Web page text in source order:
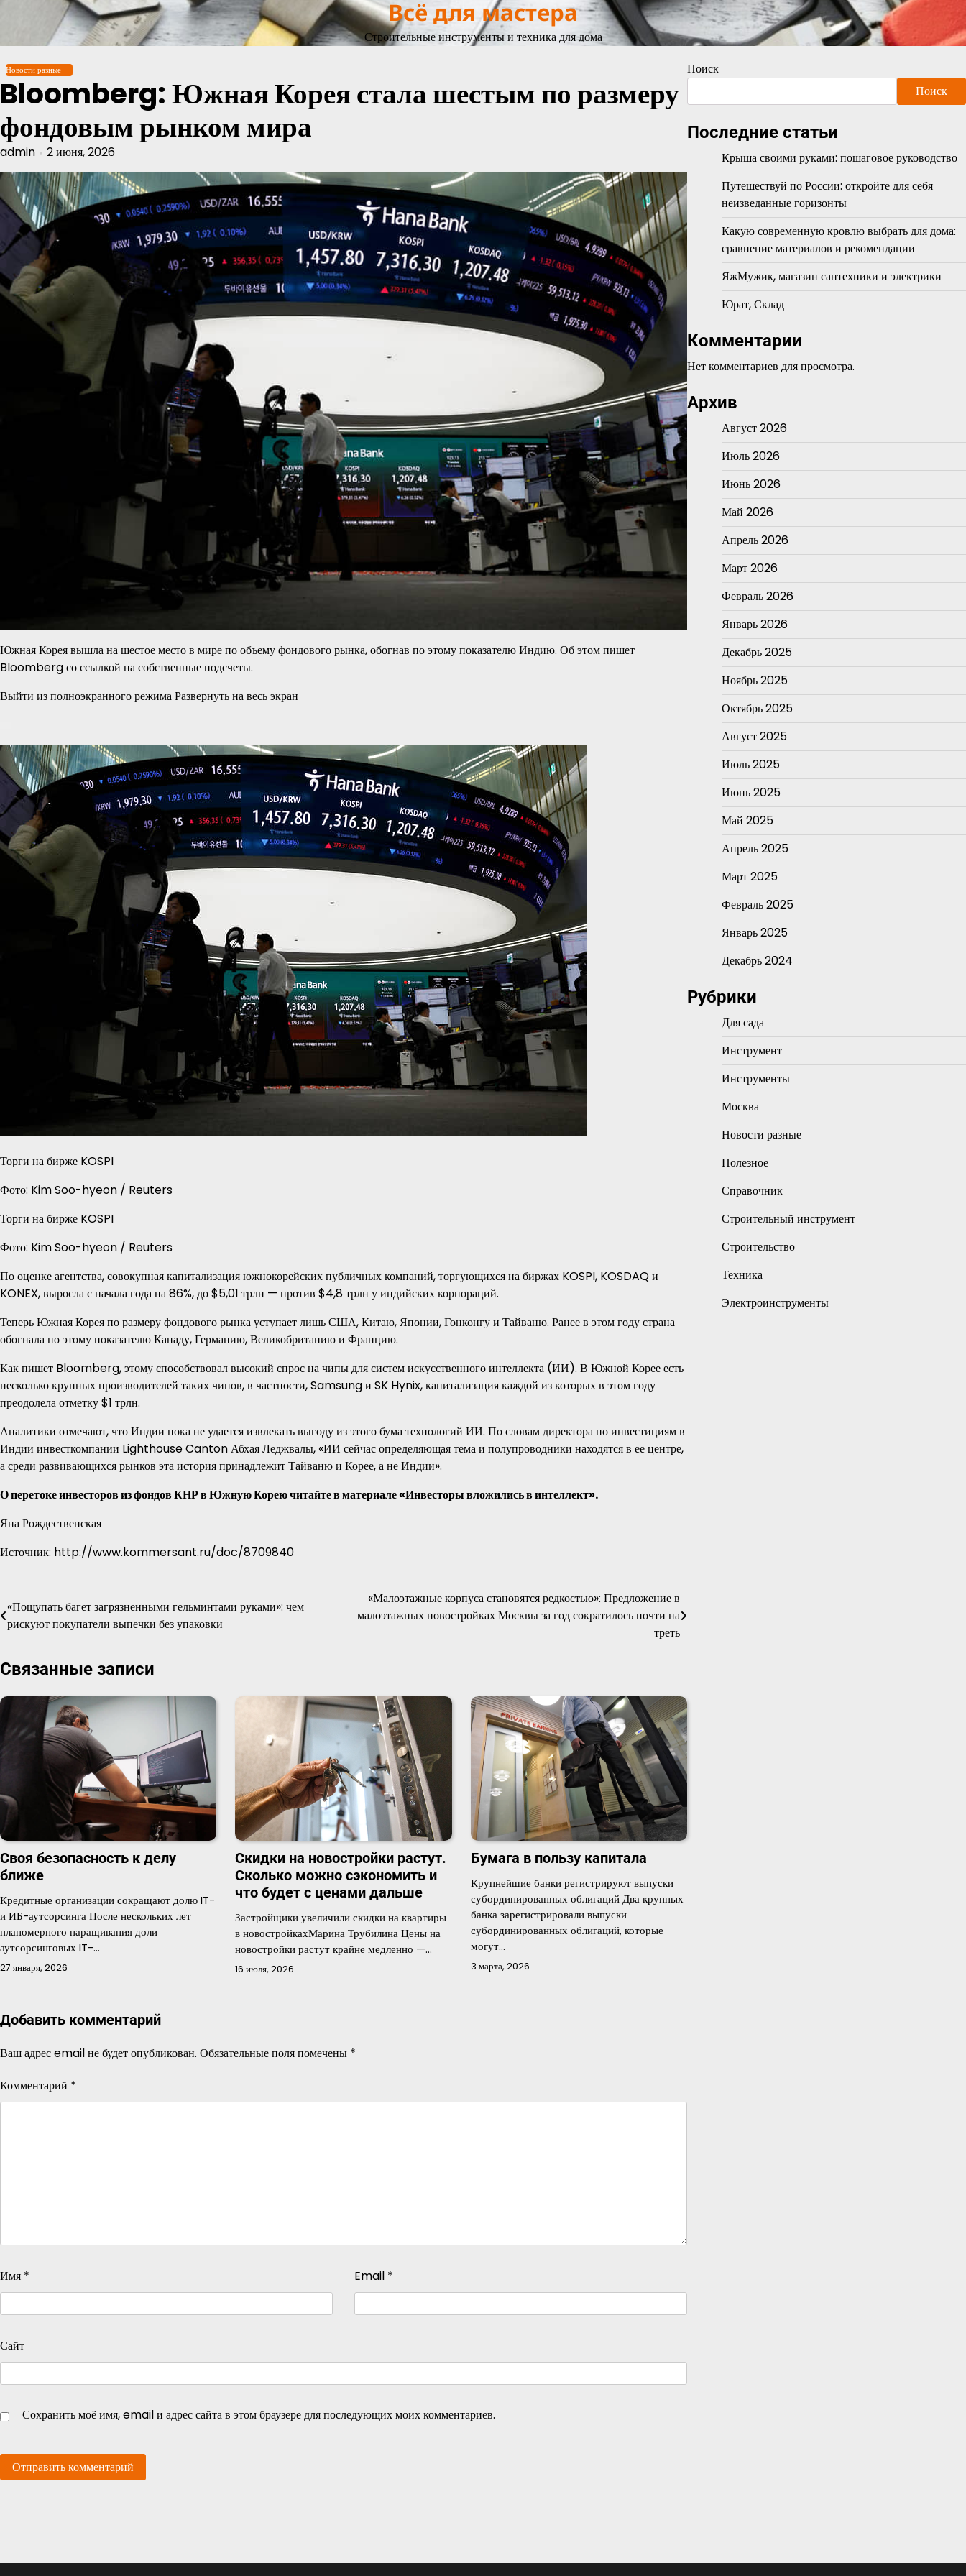
содержимому
Всё для мастера
Строительные инструменты и техника для дома
Новости разные
Bloomberg: Южная Корея стала шестым по размеру
фондовым рынком мира
admin 2 июня, 2026
Южная Корея вышла на шестое место в мире по объему фондового рынка, обогнав по этому показателю Индию. Об этом пишет
Bloomberg со ссылкой на собственные подсчеты.
Выйти из полноэкранного режима Развернуть на весь экран
Торги на бирже KOSPI
Фото: Kim Soo-hyeon / Reuters
Торги на бирже KOSPI
Фото: Kim Soo-hyeon / Reuters
По оценке агентства, совокупная капитализация южнокорейских публичных компаний, торгующихся на биржах KOSPI, KOSDAQ и
KONEX, выросла с начала года на 86%, до $5,01 трлн — против $4,8 трлн у индийских корпораций.
Теперь Южная Корея по размеру фондового рынка уступает лишь США, Китаю, Японии, Гонконгу и Тайваню. Ранее в этом году страна
обогнала по этому показателю Канаду, Германию, Великобританию и Францию.
Как пишет Bloomberg, этому способствовал высокий спрос на чипы для систем искусственного интеллекта (ИИ). В Южной Корее есть
несколько крупных производителей таких чипов, в частности, Samsung и SK Hynix, капитализация каждой из которых в этом году
преодолела отметку $1 трлн.
Аналитики отмечают, что Индии пока не удается извлекать выгоду из этого бума технологий ИИ. По словам директора по инвестициям в
Индии инвесткомпании Lighthouse Canton Абхая Леджвалы, «ИИ сейчас определяющая тема и полупроводники находятся в ее центре,
а среди развивающихся рынков эта история принадлежит Тайваню и Корее, а не Индии».
О перетоке инвесторов из фондов КНР в Южную Корею читайте в материале «Инвесторы вложились в интеллект».
Яна Рождественская
Источник: http://www.kommersant.ru/doc/8709840
Навигация
по
«Пощупать багет загрязненными гельминтами руками»: чем
рискуют покупатели выпечки без упаковки
«Малоэтажные корпуса становятся редкостью»: Предложение в
малоэтажных новостройках Москвы за год сократилось почти на
треть
Связанные записи
Своя безопасность к делу
ближе
Кредитные организации сокращают долю IT-
и ИБ-аутсорсинга После нескольких лет
планомерного наращивания доли
аутсорсинговых IT-…
27 января, 2026
Скидки на новостройки растут.
Сколько можно сэкономить и
что будет с ценами дальше
Застройщики увеличили скидки на квартиры
в новостройкахМарина Трубилина Цены на
новостройки растут крайне медленно —…
16 июля, 2026
Бумага в пользу капитала
Крупнейшие банки регистрируют выпуски
субординированных облигаций Два крупных
банка зарегистрировали выпуски
субординированных облигаций, которые
могут…
3 марта, 2026
Добавить комментарий
Ваш адрес email не будет опубликован. Обязательные поля помечены *
Комментарий *
Имя * Email *
Сайт
Сохранить моё имя, email и адрес сайта в этом браузере для последующих моих комментариев.
Поиск
Поиск
Последние статьи
Крыша своими руками: пошаговое руководство
Путешествуй по России: откройте для себя
неизведанные горизонты
Какую современную кровлю выбрать для дома:
сравнение материалов и рекомендации
ЯжМужик, магазин сантехники и электрики
Юрат, Склад
Комментарии
Нет комментариев для просмотра.
Архив
Август 2026
Июль 2026
Июнь 2026
Май 2026
Апрель 2026
Март 2026
Февраль 2026
Январь 2026
Декабрь 2025
Ноябрь 2025
Октябрь 2025
Август 2025
Июль 2025
Июнь 2025
Май 2025
Апрель 2025
Март 2025
Февраль 2025
Январь 2025
Декабрь 2024
Рубрики
Для сада
Инструмент
Инструменты
Москва
Новости разные
Полезное
Справочник
Строительный инструмент
Строительство
Техника
Электроинструменты